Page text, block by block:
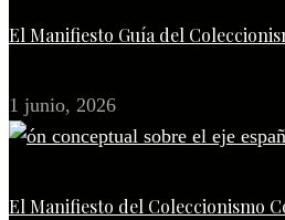
El Manifiesto Guía del
1 junio, 2026
El Manifiesto del Coleccionismo